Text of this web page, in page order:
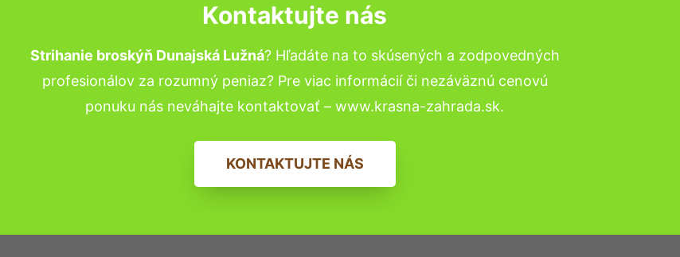
Kontaktujte nás
Strihanie broskýň Dunajská Lužná? Hľadáte na to skúsených a zodpovedných
profesionálov za rozumný peniaz? Pre viac informácií či nezáväznú cenovú
ponuku nás neváhajte kontaktovať – www.krasna-zahrada.sk.
KONTAKTUJTE NÁS